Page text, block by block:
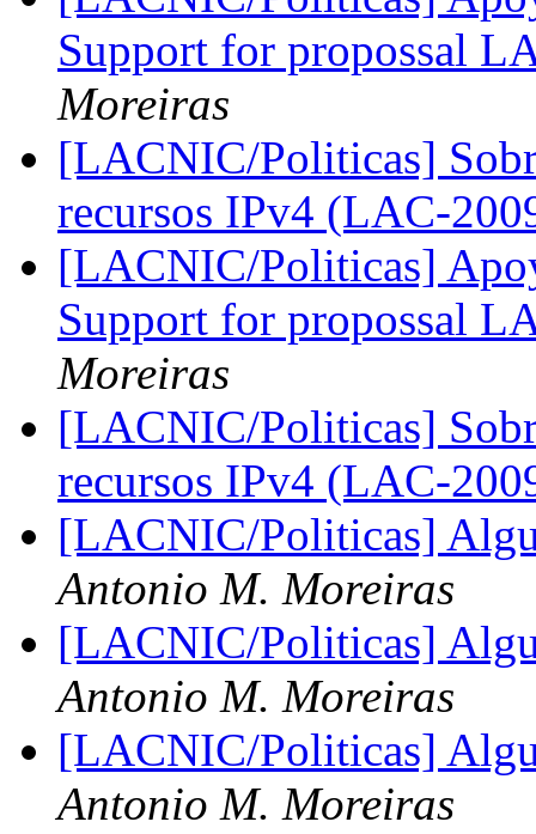
Support for propossal
Moreiras
[LACNIC/Politicas]
recursos IPv4 (LAC-
[LACNIC/Politicas]
Support for propossal
Moreiras
[LACNIC/Politicas]
recursos IPv4 (LAC-
[LACNIC/Politicas]
Antonio M. Moreiras
[LACNIC/Politicas]
Antonio M. Moreiras
[LACNIC/Politicas]
Antonio M. Moreiras